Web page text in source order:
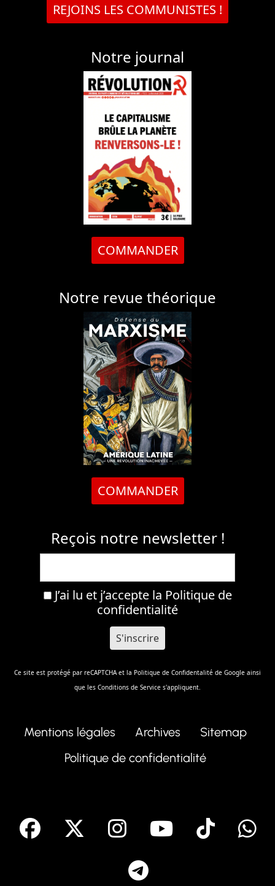
REJOINS LES COMMUNISTES !
Notre journal
COMMANDER
Notre revue théorique
COMMANDER
Reçois notre newsletter !
J’ai lu et j’accepte la Politique de
confidentialité
Ce site est protégé par reCAPTCHA et la Politique de Confidentalité de Google ainsi
que les Conditions de Service s'appliquent.
Mentions légales Archives
Sitemap
Politique de confidentialité
facebook Instagram
Youtube
Tik